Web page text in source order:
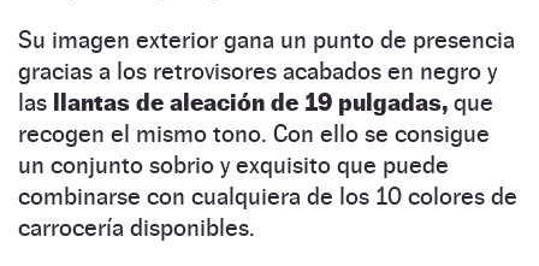
Su imagen exterior gana un punto de presencia
gracias a los retrovisores acabados en negro y
las llantas de aleación de 19 pulgadas, que
recogen el mismo tono. Con ello se consigue
un conjunto sobrio y exquisito que puede
combinarse con cualquiera de los 10 colores de
carrocería disponibles.